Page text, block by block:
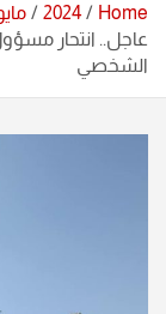
Home
2024
عاجل.. انتحار
الشخصي